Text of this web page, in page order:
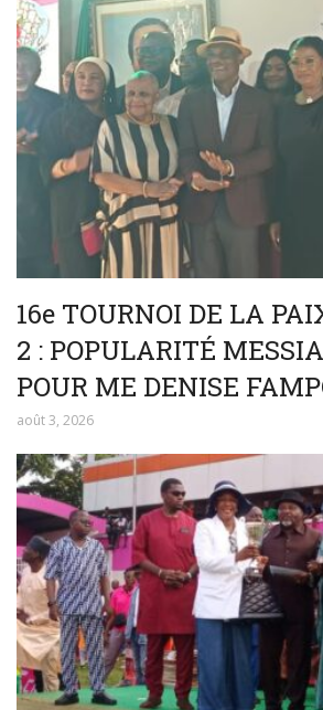
16e TOURNOI DE LA
2 : POPULARITÉ
POUR ME DENISE
août 3, 2026